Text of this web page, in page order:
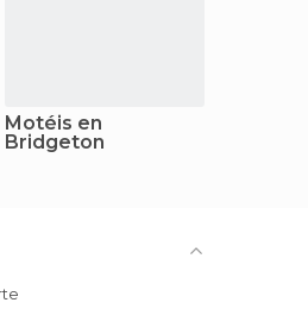
Motéis en
Bridgeton